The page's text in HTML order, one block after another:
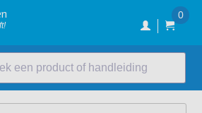
0
een product of handleiding